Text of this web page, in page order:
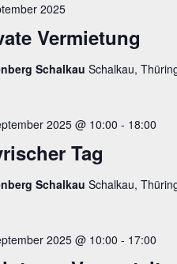
Vermietung
2025
Schalkau Schalkau,
Tag
2025 @ 10:00 - 18:00
Schalkau Schalkau,
2025 @ 10:00 - 17:00